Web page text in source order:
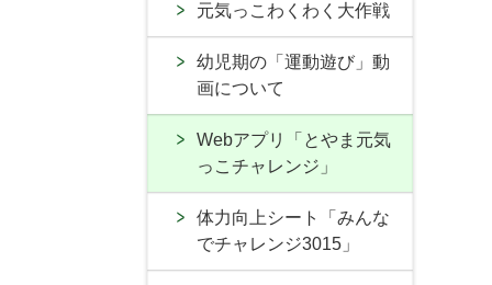
元気っこわくわく大作戦
幼児期の「運動遊び」動
画について
Webアプリ「とやま元気
っこチャレンジ」
体力向上シート「みんな
でチャレンジ3015」